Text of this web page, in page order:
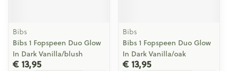
Bibs
Bibs 1 Fopspeen Duo Glow
In Dark Vanilla/blush
€ 13,95
Bibs
Bibs 1 Fopspeen Duo Glow
In Dark Vanilla/oak
€ 13,95